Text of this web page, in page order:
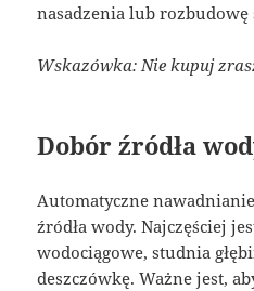
nasadzenia lub
Wskazówka: Nie kupuj
Dobór źródła
Automatyczne
źródła wody. Najczęściej
wodociągowe, studnia
deszczówkę. Ważne jest,